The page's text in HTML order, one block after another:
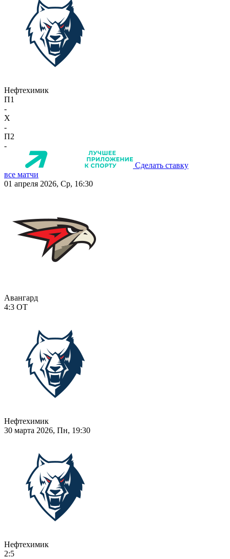
Нефтехимик
П1
-
X
-
П2
-
Сделать ставку
все матчи
01 апреля 2026, Ср, 16:30
Авангард
4:3 ОТ
Нефтехимик
30 марта 2026, Пн, 19:30
Нефтехимик
2:5